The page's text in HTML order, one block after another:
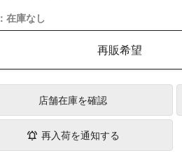
：在庫なし
再販希望
店舗在庫を確認
再入荷を通知する